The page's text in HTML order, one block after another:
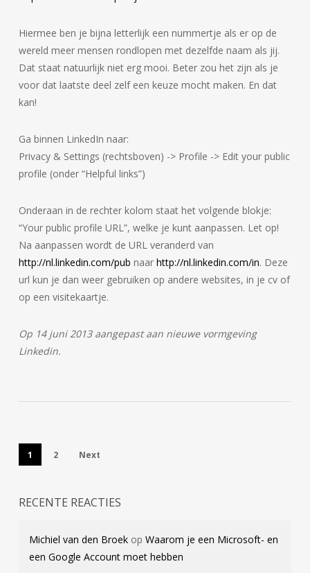
Hiermee ben je bijna letterlijk een nummertje als er op de
wereld meer mensen rondlopen met dezelfde naam als jij.
Dat staat natuurlijk niet erg mooi. Beter zou het zijn als je
voor dat laatste deel zelf een keuze mocht maken. En dat
kan!
Ga binnen LinkedIn naar:
Privacy & Settings (rechtsboven) -> Profile -> Edit your public
profile (onder “Helpful links”)
Onderaan in de rechter kolom staat het volgende blokje:
“Your public profile URL”, welke je kunt aanpassen. Let op!
Na aanpassen wordt de URL veranderd van
http://nl.linkedin.com/pub naar http://nl.linkedin.com/in. Deze
url kun je dan weer gebruiken op andere websites, in je cv of
op een visitekaartje.
Op 14 juni 2013 aangepast aan nieuwe vormgeving
Linkedin.
1 2 Next
RECENTE REACTIES
Michiel van den Broekop Waarom je een Microsoft- en
een Google Account moet hebben